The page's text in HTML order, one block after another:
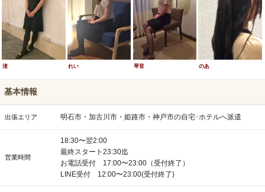
渚 れい 琴音 のあ
基本情報
出張エリア 明石市・加古川市・姫路市・神戸市の自宅･ホテルへ派遣
営業時間
18:30〜翌2:00
最終スタート23:30迄
お電話受付 17:00〜23:00（受付終了）
LINE受付 12:00〜23:00(受付終了)